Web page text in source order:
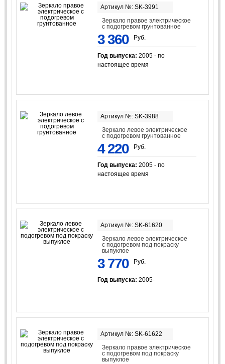
Артикул №: SK-3991
Зеркало правое электрическое
с подогревом грунтованное
3 360 Руб.
Год выпуска: 2005 - по
настоящее время
Артикул №: SK-3988
Зеркало левое электрическое
с подогревом грунтованное
4 220 Руб.
Год выпуска: 2005 - по
настоящее время
Артикул №: SK-61620
Зеркало левое электрическое
с подогревом под покраску
выпуклое
3 770 Руб.
Год выпуска: 2005-
Артикул №: SK-61622
Зеркало правое электрическое
с подогревом под покраску
выпуклое